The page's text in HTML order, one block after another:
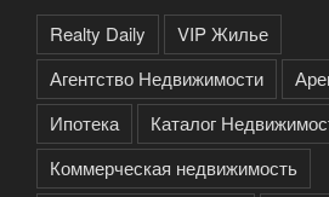
Realty Daily
VIP Жилье
Агентство Недвижимости
Ипотека
Каталог
Коммерческая недвижимость